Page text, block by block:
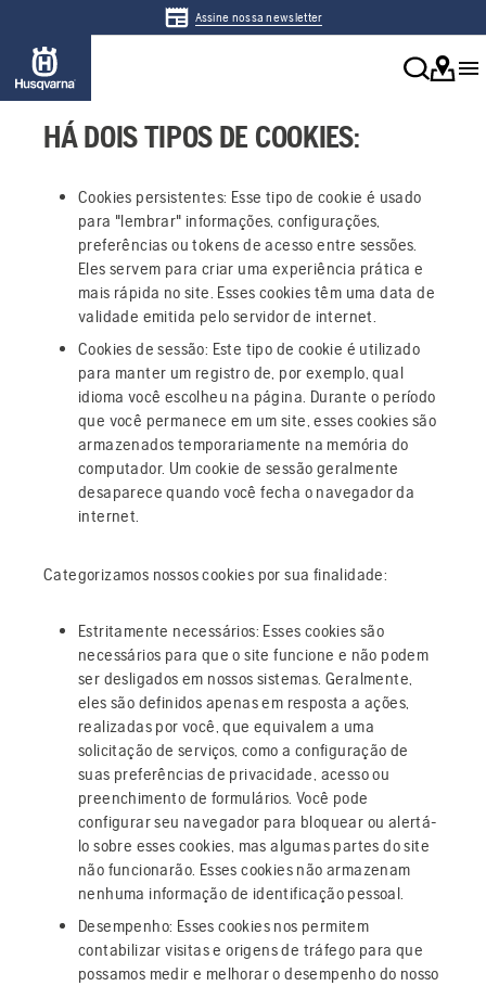
Assine nossa newsletter
HÁ DOIS TIPOS DE COOKIES:
Cookies persistentes: Esse tipo de cookie é usado
para "lembrar" informações, configurações,
preferências ou tokens de acesso entre sessões.
Eles servem para criar uma experiência prática e
mais rápida no site. Esses cookies têm uma data de
validade emitida pelo servidor de internet.
Cookies de sessão: Este tipo de cookie é utilizado
para manter um registro de, por exemplo, qual
idioma você escolheu na página. Durante o período
que você permanece em um site, esses cookies são
armazenados temporariamente na memória do
computador. Um cookie de sessão geralmente
desaparece quando você fecha o navegador da
internet.
Categorizamos nossos cookies por sua finalidade:
Estritamente necessários: Esses cookies são
necessários para que o site funcione e não podem
ser desligados em nossos sistemas. Geralmente,
eles são definidos apenas em resposta a ações,
realizadas por você, que equivalem a uma
solicitação de serviços, como a configuração de
suas preferências de privacidade, acesso ou
preenchimento de formulários. Você pode
configurar seu navegador para bloquear ou alertá-
lo sobre esses cookies, mas algumas partes do site
não funcionarão. Esses cookies não armazenam
nenhuma informação de identificação pessoal.
Desempenho: Esses cookies nos permitem
contabilizar visitas e origens de tráfego para que
possamos medir e melhorar o desempenho do nosso